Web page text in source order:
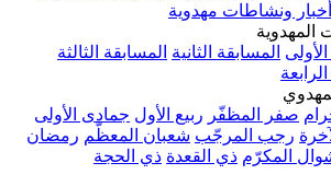
مهدوية
الثانية المسابقة الثالثة
ربيع الأول جمادى الأولى
شعبان المعظّم رمضان
القعدة ذي الحجة